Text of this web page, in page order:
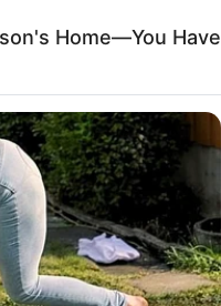
Home—You Have